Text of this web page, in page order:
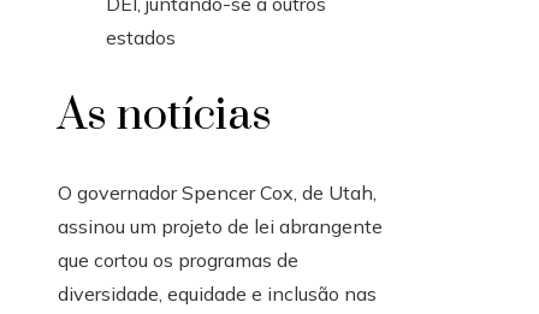
As notícias
O governador Spencer Cox, de Utah,
assinou um projeto de lei abrangente
que cortou os programas de
diversidade, equidade e inclusão nas